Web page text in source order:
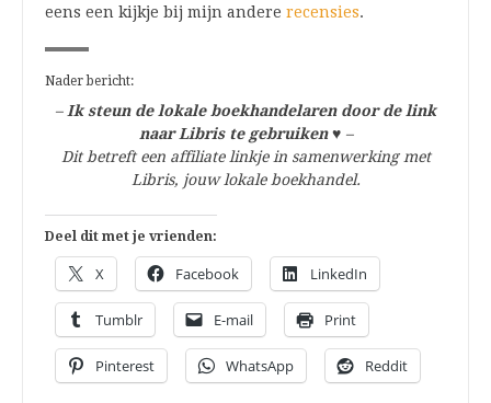
eens een kijkje bij mijn andere recensies.
Nader bericht:
– Ik steun de lokale boekhandelaren door de link
naar Libris te gebruiken ♥ –
Dit betreft een affiliate linkje in samenwerking met
Libris, jouw lokale boekhandel.
Deel dit met je vrienden:
X Facebook LinkedIn
Tumblr E-mail Print
Pinterest WhatsApp Reddit